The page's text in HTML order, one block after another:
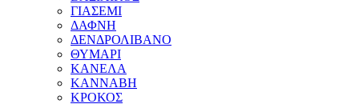
ΓΙΑΣΕΜΙ
ΔΑΦΝΗ
ΔΕΝΔΡΟΛΙΒΑΝΟ
ΘΥΜΑΡΙ
ΚΑΝΕΛΑ
ΚΑΝΝΑΒΗ
ΚΡΟΚΟΣ